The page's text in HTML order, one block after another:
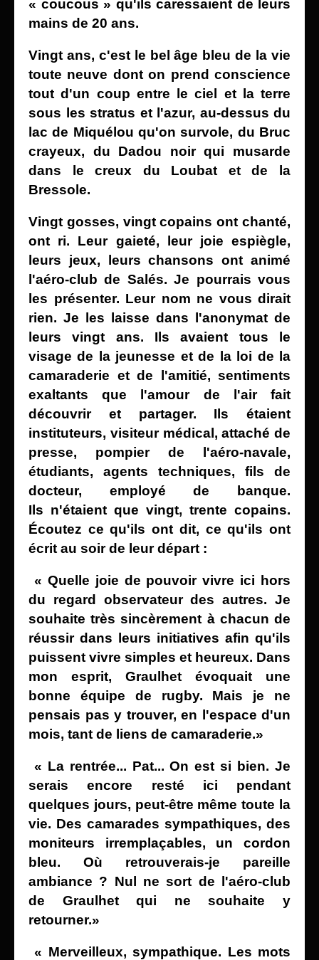
« coucous » qu'ils caressaient de leurs
mains de 20 ans.
Vingt ans, c'est le bel âge bleu de la vie
toute neuve dont on prend conscience
tout d'un coup entre le ciel et la terre
sous les stratus et l'azur, au-dessus du
lac de Miquélou qu'on survole, du Bruc
crayeux, du Dadou noir qui musarde
dans le creux du Loubat et de la
Bressole.
Vingt gosses, vingt copains ont chanté,
ont ri. Leur gaieté, leur joie espiègle,
leurs jeux, leurs chansons ont animé
l'aéro-club de Salés. Je pourrais vous
les présenter. Leur nom ne vous dirait
rien. Je les laisse dans l'anonymat de
leurs vingt ans. Ils avaient
tous le
visage de la jeunesse et de la loi de la
camaraderie et de l'amitié, sentiments
exaltants que l'amour de l'air fait
découvrir et partager. Ils étaient
instituteurs, visiteur médical, attaché de
presse, pompier de l'aéro-navale,
étudiants, agents techniques, fils de
docteur, employé de banque.
Ils n'étaient que vingt, trente copains.
Écoutez ce qu'ils ont dit, ce qu'ils ont
écrit au soir de leur départ :
« Quelle joie de pouvoir vivre ici hors
du regard observateur des autres. Je
souhaite très sincèrement à chacun de
réussir dans leurs initiatives afin qu'ils
puissent vivre simples et heureux. Dans
mon esprit, Graulhet évoquait une
bonne équipe de rugby. Mais je ne
pensais pas y trouver, en l'espace d'un
mois, tant de liens de camaraderie.»
« La rentrée... Pat... On est si bien. Je
serais encore resté ici pendant
quelques jours, peut-être même toute la
vie. Des camarades sympathiques, des
moniteurs irremplaçables, un cordon
bleu. Où retrouverais-je pareille
ambiance ? Nul ne sort de l'aéro-club
de Graulhet
qui ne souhaite y
retourner.»
« Merveilleux, sympathique. Les mots